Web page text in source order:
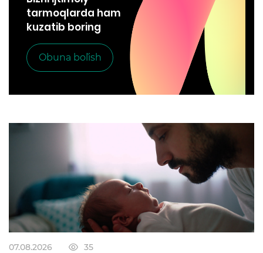
tarmoqlarda ham
kuzatib boring
Obuna bo`lish
07.08.2026 35